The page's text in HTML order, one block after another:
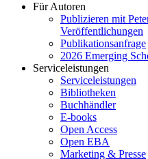
Für Autoren
Publizieren mit
Veröffentlichungen
Publikationsanfrage
2026 Emerging
Serviceleistungen
Serviceleistungen
Bibliotheken
Buchhändler
E-books
Open Access
Open EBA
Marketing & Presse